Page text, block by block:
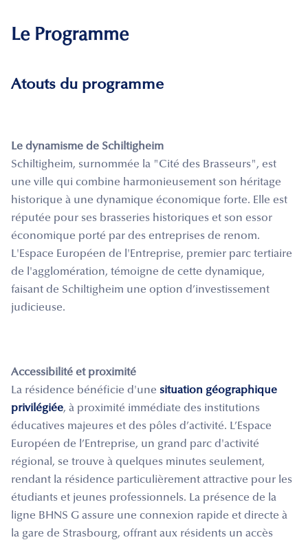
Le Programme
Atouts du programme
Le dynamisme de Schiltigheim
Schiltigheim, surnommée la "Cité des Brasseurs", est
une ville qui combine harmonieusement son héritage
historique à une dynamique économique forte. Elle est
réputée pour ses brasseries historiques et son essor
économique porté par des entreprises de renom.
L'Espace Européen de l'Entreprise, premier parc tertiaire
de l'agglomération, témoigne de cette dynamique,
faisant de Schiltigheim une option d’investissement
judicieuse.
Accessibilité et proximité
La résidence bénéficie d'une situation géographique
privilégiée, à proximité immédiate des institutions
éducatives majeures et des pôles d’activité. L’Espace
Européen de l’Entreprise, un grand parc d'activité
régional, se trouve à quelques minutes seulement,
rendant la résidence particulièrement attractive pour les
étudiants et jeunes professionnels. La présence de la
ligne BHNS G assure une connexion rapide et directe à
la gare de Strasbourg, offrant aux résidents un accès